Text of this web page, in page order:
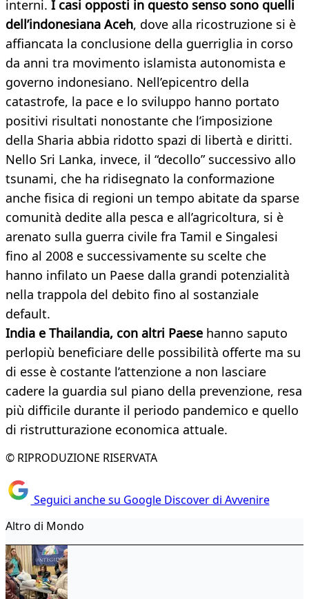
interni. I casi opposti in questo senso sono quelli
dell’indonesiana Aceh, dove alla ricostruzione si è
affiancata la conclusione della guerriglia in corso
da anni tra movimento islamista autonomista e
governo indonesiano. Nell’epicentro della
catastrofe, la pace e lo sviluppo hanno portato
positivi risultati nonostante che l’imposizione
della Sharia abbia ridotto spazi di libertà e diritti.
Nello Sri Lanka, invece, il “decollo” successivo allo
tsunami, che ha ridisegnato la conformazione
anche fisica di regioni un tempo abitate da sparse
comunità dedite alla pesca e all’agricoltura, si è
arenato sulla guerra civile fra Tamil e Singalesi
fino al 2008 e successivamente su scelte che
hanno infilato un Paese dalla grandi potenzialità
nella trappola del debito fino al sostanziale
default.
India e Thailandia, con altri Paese hanno saputo
perlopiù beneficiare delle possibilità offerte ma su
di esse è costante l’attenzione a non lasciare
cadere la guardia sul piano della prevenzione, resa
più difficile durante il periodo pandemico e quello
di ristrutturazione economica attuale.
© RIPRODUZIONE RISERVATA
Seguici anche su Google Discover di Avvenire
Altro di Mondo